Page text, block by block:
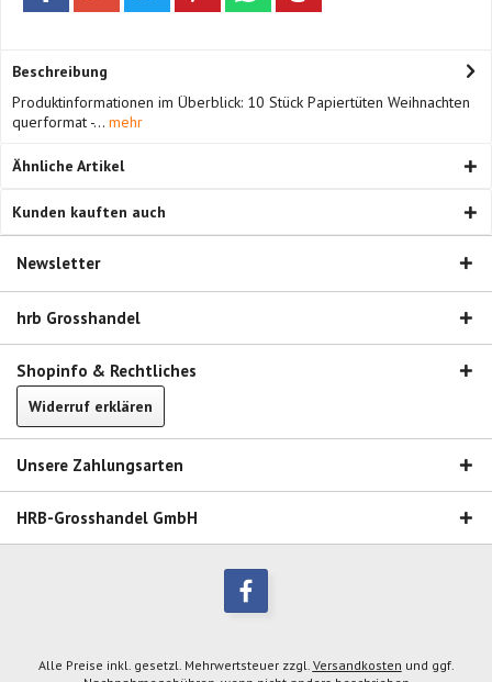
Beschreibung
Produktinformationen im Überblick: 10 Stück Papiertüten Weihnachten
querformat -... mehr
Ähnliche Artikel
Kunden kauften auch
Newsletter
hrb Grosshandel
Shopinfo & Rechtliches
Widerruf erklären
Unsere Zahlungsarten
HRB-Grosshandel GmbH
Alle Preise inkl. gesetzl. Mehrwertsteuer zzgl. Versandkosten und ggf.